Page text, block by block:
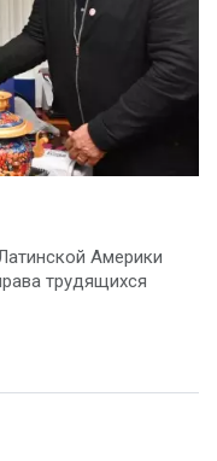
Америки
трудящихся